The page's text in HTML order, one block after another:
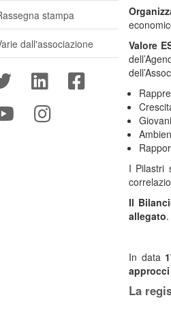
Valore
I Pilastri
Il
allegato.
In data
approcci
La
stampa
dall'associazione